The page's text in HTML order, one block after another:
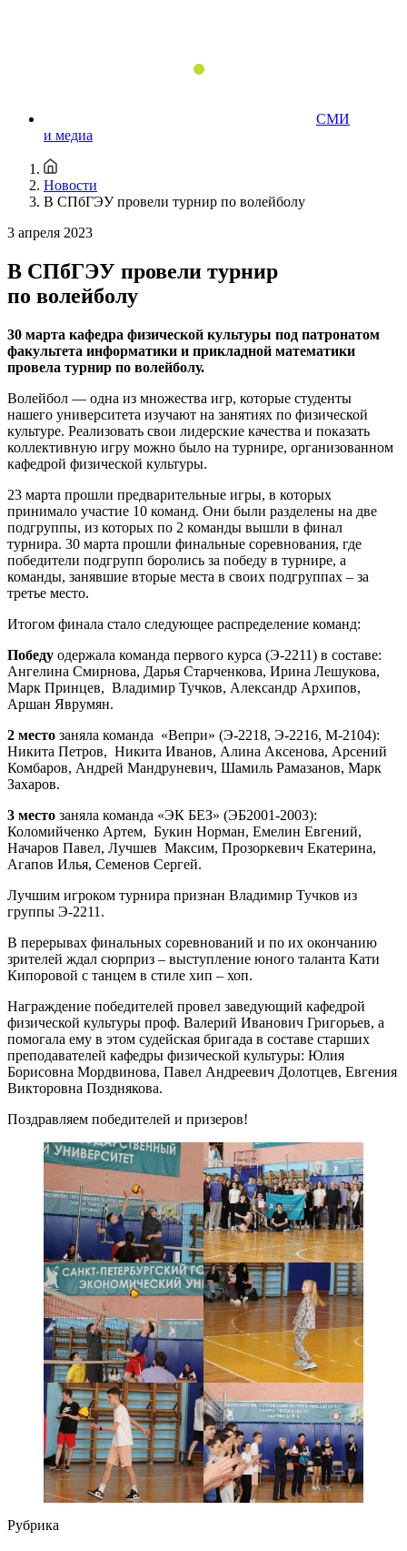
СМИ
и медиа
Новости
В СПбГЭУ провели турнир по волейболу
3 апреля 2023
В СПбГЭУ провели турнир
по волейболу
30 марта кафедра физической культуры под патронатом
факультета информатики и прикладной математики
провела турнир по волейболу.
Волейбол — одна из множества игр, которые студенты
нашего университета изучают на занятиях по физической
культуре. Реализовать свои лидерские качества и показать
коллективную игру можно было на турнире, организованном
кафедрой физической культуры.
23 марта прошли предварительные игры, в которых
принимало участие 10 команд. Они были разделены на две
подгруппы, из которых по 2 команды вышли в финал
турнира. 30 марта прошли финальные соревнования, где
победители подгрупп боролись за победу в турнире, а
команды, занявшие вторые места в своих подгруппах – за
третье место.
Итогом финала стало следующее распределение команд:
Победу одержала команда первого курса (Э-2211) в составе:
Ангелина Смирнова, Дарья Старченкова, Ирина Лешукова,
Марк Принцев, Владимир Тучков, Александр Архипов,
Аршан Яврумян.
2 место заняла команда «Вепри» (Э-2218, Э-2216, M-2104):
Никита Петров, Никита Иванов, Алина Аксенова, Арсений
Комбаров, Андрей Мандруневич, Шамиль Рамазанов, Марк
Захаров.
3 место заняла команда «ЭК БЕЗ» (ЭБ2001-2003):
Коломийченко Артем, Букин Норман, Емелин Евгений,
Начаров Павел, Лучшев Максим, Прозоркевич Екатерина,
Агапов Илья, Семенов Сергей.
Лучшим игроком турнира признан Владимир Тучков из
группы Э-2211.
В перерывах финальных соревнований и по их окончанию
зрителей ждал сюрприз – выступление юного таланта Кати
Кипоровой с танцем в стиле хип – хоп.
Награждение победителей провел заведующий кафедрой
физической культуры проф. Валерий Иванович Григорьев, а
помогала ему в этом судейская бригада в составе старших
преподавателей кафедры физической культуры: Юлия
Борисовна Мордвинова, Павел Андреевич Долотцев, Евгения
Викторовна Позднякова.
Поздравляем победителей и призеров!
Рубрика